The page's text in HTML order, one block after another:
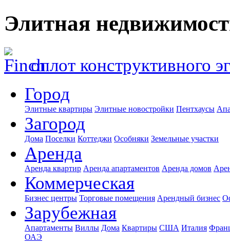
Элитная
оплот конструктивного
Город
Элитные квартиры Элитные новостройки Пентхаусы
Загород
Дома Поселки Коттеджи Особняки Земельные участки
Аренда
Аренда квартир Аренда апартаментов Аренда домов
Коммерческая
Бизнес центры Торговые помещения Арендный бизнес
Зарубежная
Апартаменты Виллы Дома Квартиры США Италия
ОАЭ